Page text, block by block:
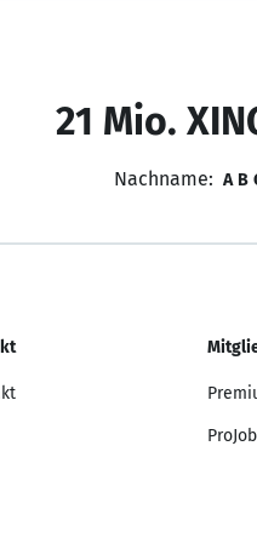
21 Mio.
Nachname: A B